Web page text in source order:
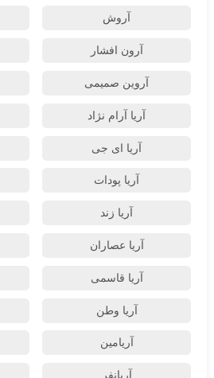
آروش
آرون افشار
آروین صمیمی
آریا آرام نژاد
آریا ای جی
آریا پودات
آریا زند
آریا عصاران
آریا قاسمی
آریا وطن
آریامین
آریانفر